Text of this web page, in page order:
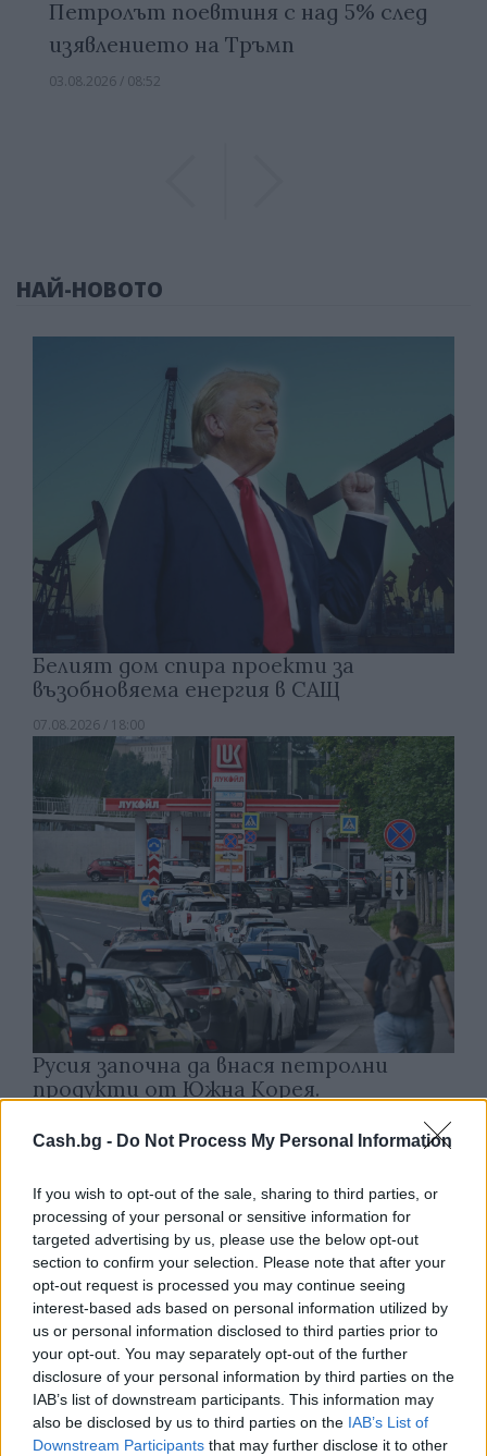
Cash.bg - Do Not Process My Personal Information
If you wish to opt-out of the sale, sharing to third parties, or
processing of your personal or sensitive information for
targeted advertising by us, please use the below opt-out
section to confirm your selection. Please note that after your
opt-out request is processed you may continue seeing
interest-based ads based on personal information utilized by
us or personal information disclosed to third parties prior to
your opt-out. You may separately opt-out of the further
disclosure of your personal information by third parties on the
IAB’s list of downstream participants. This information may
also be disclosed by us to third parties on the IAB’s List of
Downstream Participants that may further disclose it to other
Петролът поевтиня с над 5% след
изявлението на Тръмп
03.08.2026 / 08:52
НАЙ-НОВОТО
Белият дом спира проекти за
възобновяема енергия в САЩ
07.08.2026 / 18:00
Русия започна да внася петролни
продукти от Южна Корея.